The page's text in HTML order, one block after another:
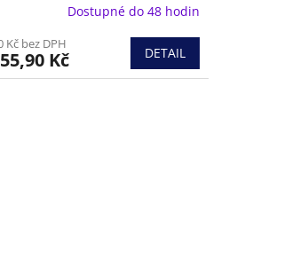
Dostupné do 48 hodin
Kč bez DPH
Kč DETAIL